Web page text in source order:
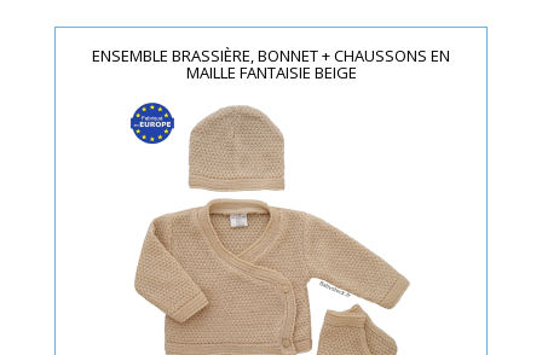
ENSEMBLE BRASSIÈRE, BONNET + CHAUSSONS EN
MAILLE FANTAISIE BEIGE